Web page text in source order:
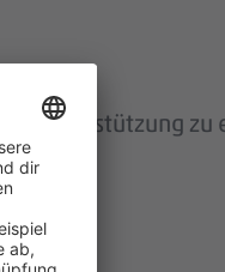
Unterstützung zu